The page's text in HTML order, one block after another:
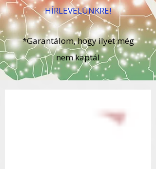
HÍRLEVELŪNKRE!
*Garantálom, hogy ilyet még
nem kaptál